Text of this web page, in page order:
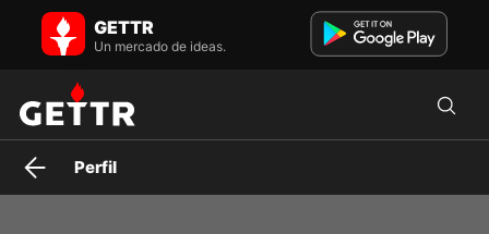
Thx11588 en GETTR - Perfil y Publicaciones on GETTR
Visita el perfil de Thx11588 en GETTR. Ve sus publicaciones, fotos,
videos y conecta con ellos en la plataforma social.
GETTR
Un mercado de ideas.
Perfil